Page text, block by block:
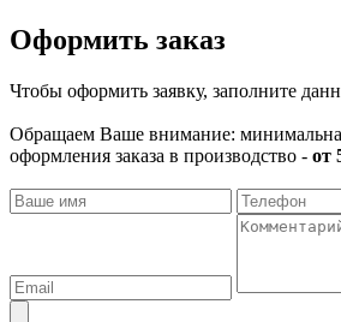
Оформить заказ
Чтобы оформить заявку, заполните
Обращаем Ваше внимание:
оформления заказа в производство - от